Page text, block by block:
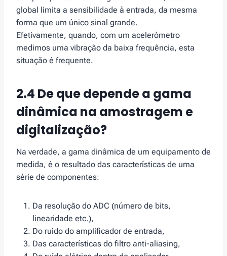
global limita a sensibilidade à entrada, da mesma
forma que um único sinal grande.
Efetivamente, quando, com um acelerómetro
medimos uma vibração da baixa frequência, esta
situação é frequente.
2.4 De que depende a gama
dinâmica na amostragem e
digitalização?
Na verdade, a gama dinâmica de um equipamento de
medida, é o resultado das características de uma
série de componentes:
Da resolução do ADC (número de bits,
linearidade etc.),
Do ruído do amplificador de entrada,
Das características do filtro anti-aliasing,